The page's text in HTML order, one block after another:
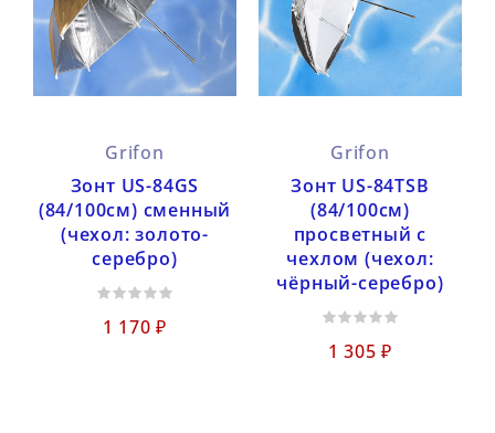
Grifon
Зонт US-84GS
(84/100см) сменный
(чехол: золото-
серебро)
1 170 ₽
Grifon
Зонт US-84TSB
(84/100см)
просветный с
чехлом (чехол:
чёрный-серебро)
1 305 ₽